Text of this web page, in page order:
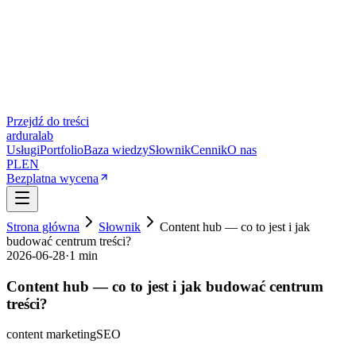
Przejdź do treści
arduralab
UsługiPortfolioBaza wiedzySłownikCennikO nas
PLEN
Bezplatna wycena
Strona główna Słownik
Content hub — co to jest i jak
budować centrum treści?
2026-06-28·1 min
Content hub — co to jest i jak budować centrum
treści?
content marketingSEO